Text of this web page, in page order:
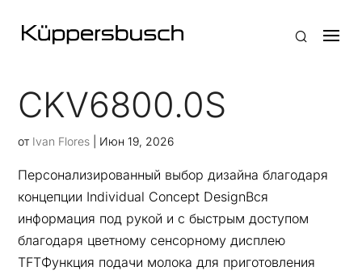
CKV6800.0S
от Ivan Flores Июн 19, 2026
Персонализированный выбор дизайна благодаря
концепции Individual Concept DesignВся
информация под рукой и с быстрым доступом
благодаря цветному сенсорному дисплею
TFTФункция подачи молока для приготовления